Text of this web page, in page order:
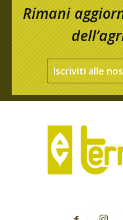
Rimani
Iscriviti alle